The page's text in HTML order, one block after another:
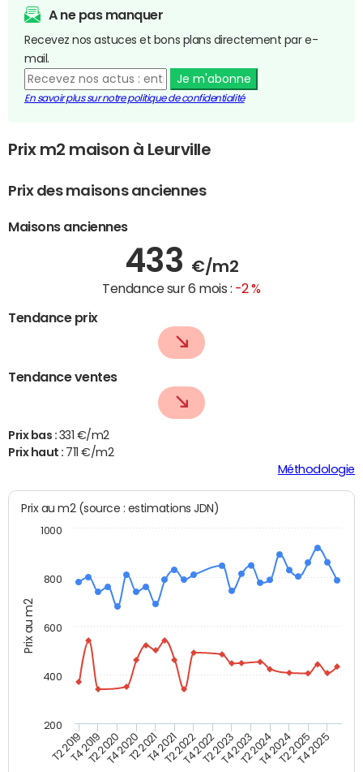
A ne pas manquer
Recevez nos astuces et bons plans directement par e-
mail.
Je m'abonne
En savoir plus sur notre politique de confidentialité
Prix m2 maison à Leurville
Prix des maisons anciennes
Maisons anciennes
433 €/m2
Tendance sur 6 mois : -2 %
Tendance prix
Tendance ventes
Prix bas : 331 €/m2
Prix haut : 711 €/m2
Méthodologie
Prix au m2
Prix au m2 (source : estimations JDN)
T2 2019T4 2019T2 2020T4 2020T2 2021T4 2021T2 2022T4 2022T2 2023T4 2023T2 2024T4 2024T2 2025T4 2025
200
400
600
800
1000